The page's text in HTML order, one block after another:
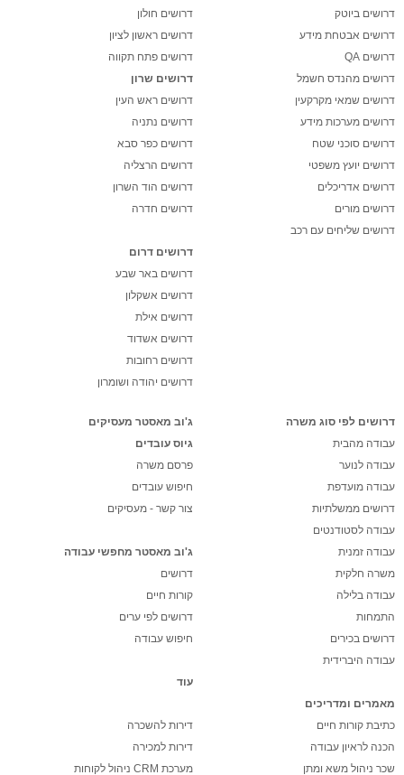
דרושים ביוטק
דרושים אבטחת מידע
דרושים QA
דרושים מהנדס חשמל
דרושים שמאי מקרקעין
דרושים מערכות מידע
דרושים סוכני שטח
דרושים יועץ משפטי
דרושים אדריכלים
דרושים מורים
דרושים שליחים עם רכב
דרושים חולון
דרושים ראשון לציון
דרושים פתח תקווה
דרושים שרון
דרושים ראש העין
דרושים נתניה
דרושים כפר סבא
דרושים הרצליה
דרושים הוד השרון
דרושים חדרה
דרושים דרום
דרושים באר שבע
דרושים אשקלון
דרושים אילת
דרושים אשדוד
דרושים רחובות
דרושים יהודה ושומרון
דרושים לפי סוג משרה
עבודה מהבית
עבודה לנוער
עבודה מועדפת
דרושים ממשלתיות
עבודה לסטודנטים
עבודה זמנית
משרה חלקית
עבודה בלילה
התמחות
דרושים בכירים
עבודה היברידית
מאמרים ומדריכים
כתיבת קורות חיים
הכנה לראיון עבודה
שכר ניהול משא ומתן
ג'וב מאסטר מעסיקים
גיוס עובדים
פרסם משרה
חיפוש עובדים
צור קשר - מעסיקים
ג'וב מאסטר מחפשי עבודה
דרושים
קורות חיים
דרושים לפי ערים
חיפוש עבודה
עוד
דירות להשכרה
דירות למכירה
מערכת CRM ניהול לקוחות